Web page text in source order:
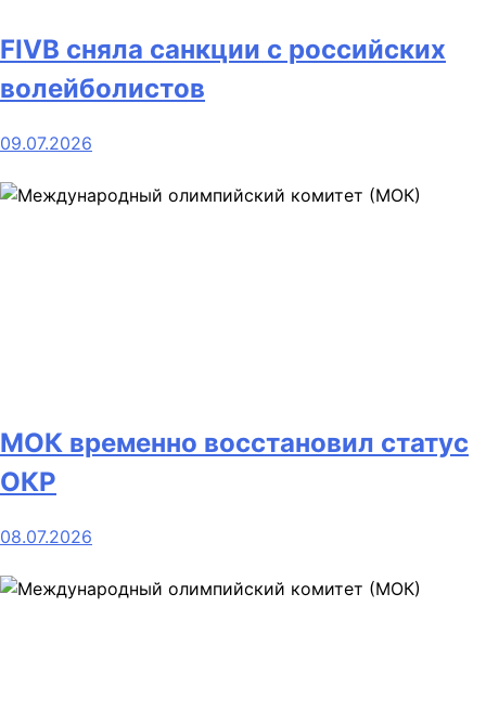
FIVB сняла санкции с российских
волейболистов
09.07.2026
МОК временно восстановил статус
ОКР
08.07.2026